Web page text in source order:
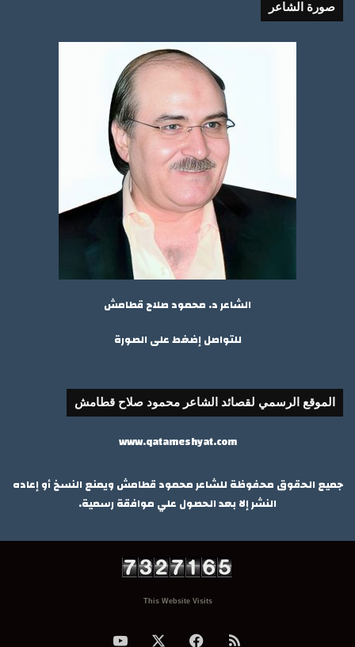
صورة الشاعر
الشاعر د. محمود صلاح قطامش
للتواصل إضغط على الصورة
الموقع الرسمي لقصائد الشاعر محمود صلاح قطامش
www.qatameshyat.com
جميع الحقوق محفوظة للشاعر محمود قطامش ويمنع النسخ أو إعاده
النشر إلا بعد الحصول علي موافقة رسمية.
This Website Visits
ملخصفيسبوك ‫YouTube